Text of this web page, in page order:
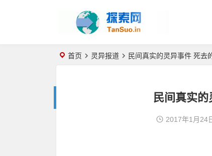
首页 灵异报道 民间真实的灵异事件 死去
民间真实
2017年1月24